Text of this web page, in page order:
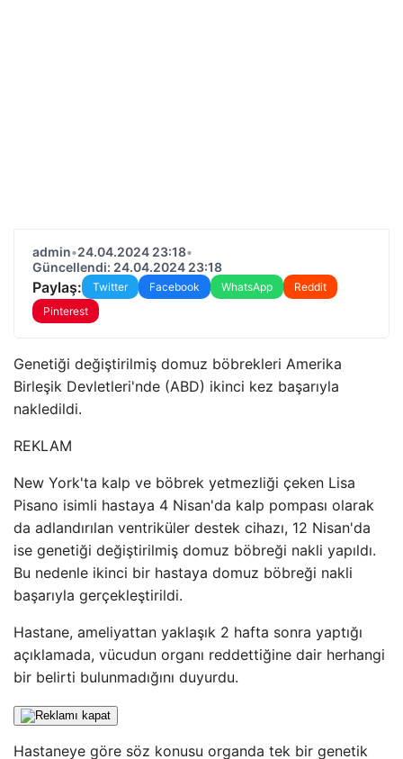
admin•24.04.2024 23:18•
Güncellendi: 24.04.2024 23:18
Paylaş: Twitter Facebook WhatsApp
Reddit
Pinterest
Genetiği değiştirilmiş domuz böbrekleri Amerika
Birleşik Devletleri'nde (ABD) ikinci kez başarıyla
nakledildi.
REKLAM
New York'ta kalp ve böbrek yetmezliği çeken Lisa
Pisano isimli hastaya 4 Nisan'da kalp pompası olarak
da adlandırılan ventriküler destek cihazı, 12 Nisan'da
ise genetiği değiştirilmiş domuz böbreği nakli yapıldı.
Bu nedenle ikinci bir hastaya domuz böbreği nakli
başarıyla gerçekleştirildi.
Hastane, ameliyattan yaklaşık 2 hafta sonra yaptığı
açıklamada, vücudun organı reddettiğine dair herhangi
bir belirti bulunmadığını duyurdu.
Hastaneye göre söz konusu organda tek bir genetik